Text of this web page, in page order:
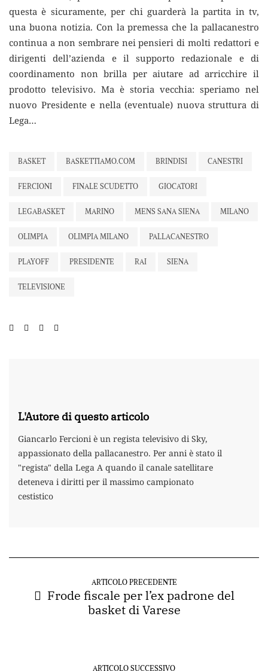
questa è sicuramente, per chi guarderà la partita in tv,
una buona notizia. Con la premessa che la pallacanestro
continua a non sembrare nei pensieri di molti redattori e
dirigenti dell’azienda e il supporto redazionale e di
coordinamento non brilla per aiutare ad arricchire il
prodotto televisivo. Ma è storia vecchia: speriamo nel
nuovo Presidente e nella (eventuale) nuova struttura di
Lega…
BASKET BASKETTIAMO.COM BRINDISI CANESTRI
FERCIONI FINALE SCUDETTO GIOCATORI
LEGABASKET MARINO MENS SANA SIENA MILANO
OLIMPIA OLIMPIA MILANO PALLACANESTRO
PLAYOFF PRESIDENTE RAI SIENA
TELEVISIONE
L'Autore di questo articolo
Giancarlo Fercioni è un regista televisivo di Sky,
appassionato della pallacanestro. Per anni è stato il
"regista" della Lega A quando il canale satellitare
deteneva i diritti per il massimo campionato
cestistico
ARTICOLO PRECEDENTE
Frode fiscale per l’ex padrone del
basket di Varese
ARTICOLO SUCCESSIVO